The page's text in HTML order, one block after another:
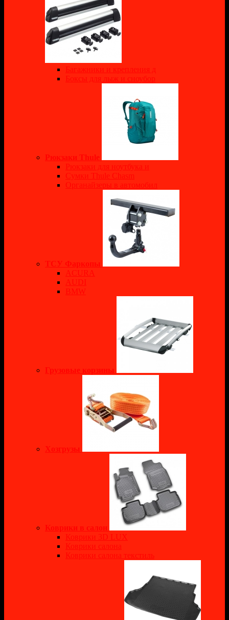
Багажники и крепления д
Боксы для лыж и сноубор
Рюкзаки Thule
Рюкзаки для ноутбука и
Сумки Thule Chasm
Органайзеры в автомобил
ТСУ Фаркопы
ACURA
AUDI
BMW
Грузовые корзины
Хозгрузы
Коврики в салон
Коврики 3D LUX
Коврики салона
Коврики салона текстиль